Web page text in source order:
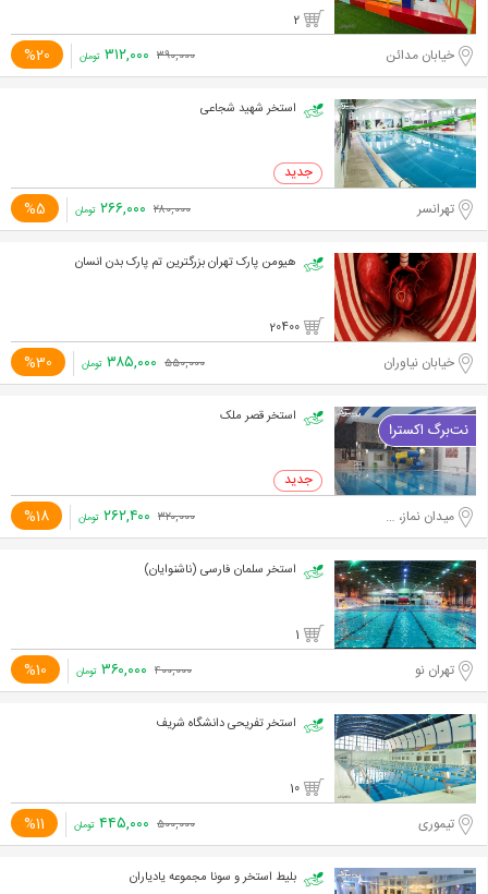
2
خیابان مدائن %20 ۳۹۰,۰۰۰ ۳۱۲,۰۰۰ تومان
استخر شهید شجاعی
تهرانسر %5 ۲۸۰,۰۰۰ ۲۶۶,۰۰۰ تومان
هیومن پارک تهران بزرگترین تم پارک بدن انسان
20400
خیابان نیاوران %30 ۵۵۰,۰۰۰ ۳۸۵,۰۰۰ تومان
استخر قصر ملک
میدان نماز، جاده احمد آباد مستوفی %18 ۳۲۰,۰۰۰ ۲۶۲,۴۰۰ تومان
استخر سلمان فارسی (ناشنوایان)
1
تهران نو %10 ۴۰۰,۰۰۰ ۳۶۰,۰۰۰ تومان
استخر تفریحی دانشگاه شریف
10
تیموری %11 ۵۰۰,۰۰۰ ۴۴۵,۰۰۰ تومان
بلیط استخر و سونا مجموعه یادیاران